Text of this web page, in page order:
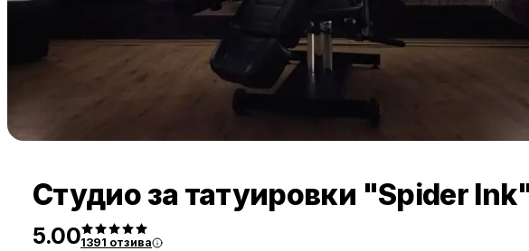
Студио за татуировки "Spider
5.001391 отзива